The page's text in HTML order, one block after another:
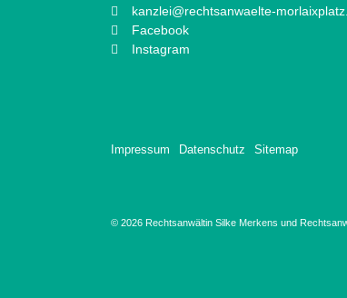
kanzlei@rechtsanwaelte-
Facebook
Instagram
Impressum Datenschutz Sitemap
© 2026 Rechtsanwältin Silke Merkens und